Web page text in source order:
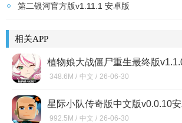
第二银河官方版v1.11.1 安卓版
相关APP
植物娘大战僵尸重生最终版
348.6M / 中文 / 26-06-30
星际小队传奇版中文版v0.0.10
992.5M / 中文 / 26-06-30